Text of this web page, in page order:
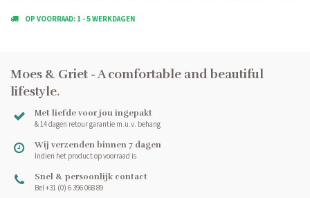
OP VOORRAAD: 1 - 5 WERKDAGEN
Moes & Griet - A comfortable and beautiful
lifestyle.
Met liefde voor jou ingepakt
& 14 dagen retour garantie m.u.v. behang
Wij verzenden binnen 7 dagen
Indien het product op voorraad is
Snel & persoonlijk contact
Bel +31 (0) 6 396 068 89